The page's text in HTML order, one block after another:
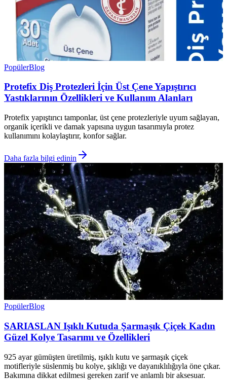
PopülerBlog
Protefix Diş Protezleri İçin Üst Çene Yapıştırıcı
Yastıklarının Özellikleri ve Kullanım Alanları
Protefix yapıştırıcı tamponlar, üst çene protezleriyle uyum sağlayan,
organik içerikli ve damak yapısına uygun tasarımıyla protez
kullanımını kolaylaştırır, konfor sağlar.
Daha fazla bilgi edinin
PopülerBlog
SARIASLAN Işıklı Kutuda Şarmaşık Çiçek Kadın
Güzel Kolye Tasarımı ve Özellikleri
925 ayar gümüşten üretilmiş, ışıklı kutu ve şarmaşık çiçek
motifleriyle süslenmiş bu kolye, şıklığı ve dayanıklılığıyla öne çıkar.
Bakımına dikkat edilmesi gereken zarif ve anlamlı bir aksesuar.